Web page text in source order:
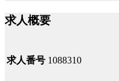
求人概要
求人番号 1088310